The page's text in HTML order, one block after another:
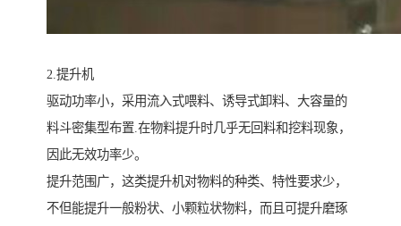
2.提升机
驱动功率小，采用流入式喂料、诱导式卸料、大容量的
料斗密集型布置.在物料提升时几乎无回料和挖料现象，
因此无效功率少。
提升范围广，这类提升机对物料的种类、特性要求少，
不但能提升一般粉状、小颗粒状物料，而且可提升磨琢